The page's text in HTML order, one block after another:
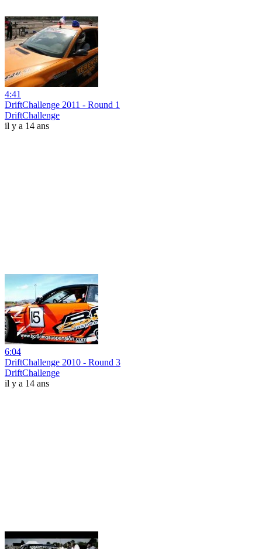
4:41
DriftChallenge 2011 - Round 1
DriftChallenge
il y a 14 ans
6:04
DriftChallenge 2010 - Round 3
DriftChallenge
il y a 14 ans